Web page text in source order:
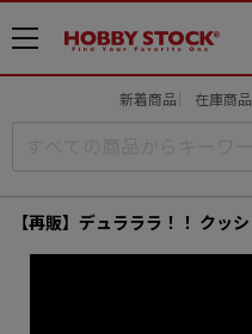
メ
ニ
新着商品 在庫商品
【再販】デュラララ！！ クッ